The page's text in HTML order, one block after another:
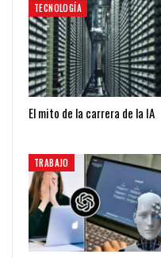
TECNOLOGÍA
El mito de la carrera de la IA
TRABAJO